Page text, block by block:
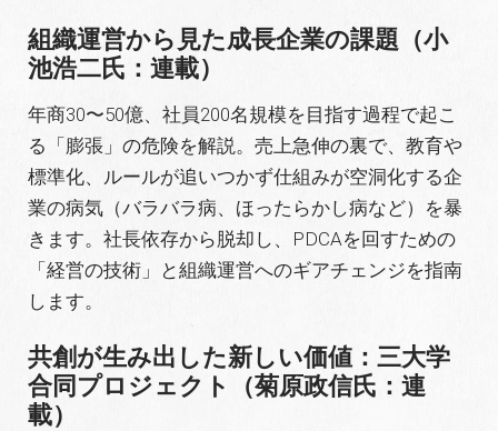
組織運営から見た成長企業の課題（小
池浩二氏：連載）
年商30〜50億、社員200名規模を目指す過程で起こ
る「膨張」の危険を解説 。売上急伸の裏で、教育や
標準化、ルールが追いつかず仕組みが空洞化する企
業の病気（バラバラ病、ほったらかし病など）を暴
きます。社長依存から脱却し、PDCAを回すための
「経営の技術」と組織運営へのギアチェンジを指南
します。
共創が生み出した新しい価値：三大学
合同プロジェクト（菊原政信氏：連
載）